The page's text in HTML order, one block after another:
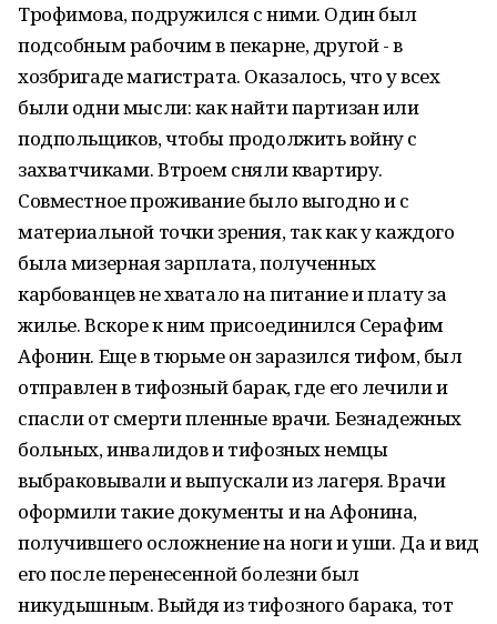
Трофимова, подружился с ними. Один был
подсобным рабочим в пекарне, другой - в
хозбригаде магистрата. Оказалось, что у всех
были одни мысли: как найти партизан или
подпольщиков, чтобы продолжить войну с
захватчиками. Втроем сняли квартиру.
Совместное проживание было выгодно и с
материальной точки зрения, так как у каждого
была мизерная зарплата, полученных
карбованцев не хватало на питание и плату за
жилье. Вскоре к ним присоединился Серафим
Афонин. Еще в тюрьме он заразился тифом, был
отправлен в тифозный барак, где его лечили и
спасли от смерти пленные врачи. Безнадежных
больных, инвалидов и тифозных немцы
выбраковывали и выпускали из лагеря. Врачи
оформили такие документы и на Афонина,
получившего осложнение на ноги и уши. Да и вид
его после перенесенной болезни был
никудышным. Выйдя из тифозного барака, тот